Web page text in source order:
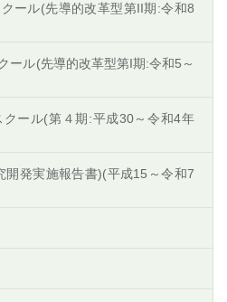
ール(先導的改革型第II期:令和8
ール(先導的改革型第I期:令和5～
ール(第４期:平成30～令和4年
開発実施報告書)(平成15～令和7